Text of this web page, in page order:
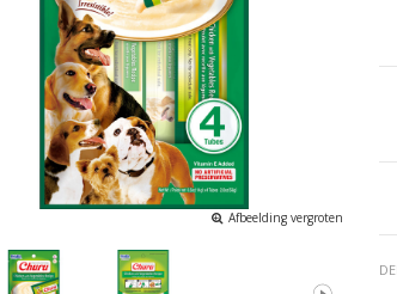
Afbeelding vergroten